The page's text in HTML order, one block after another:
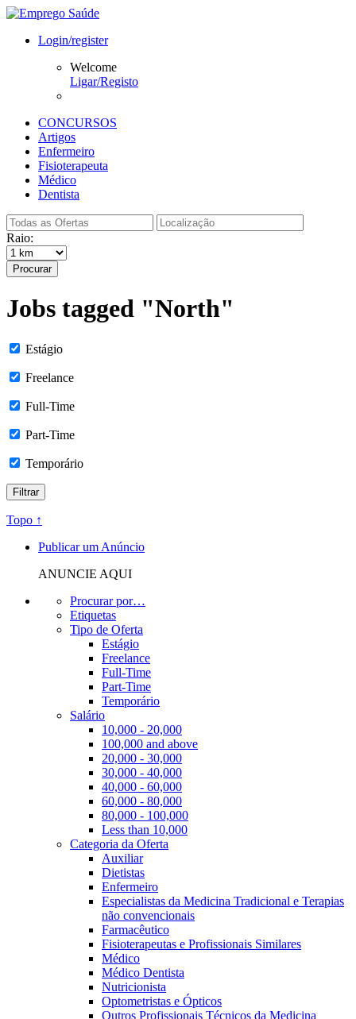
Login/register
Welcome
Ligar/Registo
CONCURSOS
Artigos
Enfermeiro
Fisioterapeuta
Médico
Dentista
Raio:
Procurar
Jobs tagged "North"
Estágio
Freelance
Full-Time
Part-Time
Temporário
Topo ↑
Publicar um Anúncio
ANUNCIE AQUI
Procurar por…
Etiquetas
Tipo de Oferta
Estágio
Freelance
Full-Time
Part-Time
Temporário
Salário
10,000 - 20,000
100,000 and above
20,000 - 30,000
30,000 - 40,000
40,000 - 60,000
60,000 - 80,000
80,000 - 100,000
Less than 10,000
Categoria da Oferta
Auxiliar
Dietistas
Enfermeiro
Especialistas da Medicina Tradicional e Terapias
não convencionais
Farmacêutico
Fisioterapeutas e Profissionais Similares
Médico
Médico Dentista
Nutricionista
Optometristas e Ópticos
Outros Profissionais Técnicos da Medicina